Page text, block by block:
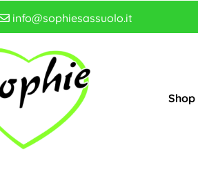
info@sophiesassuolo.it
Shop